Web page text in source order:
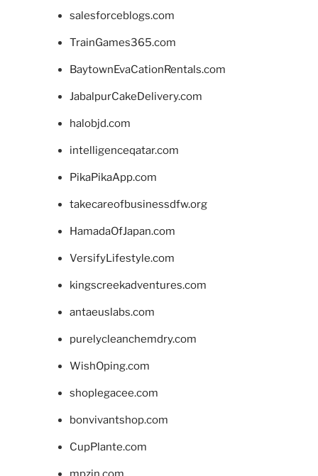
salesforceblogs.com
TrainGames365.com
BaytownEvaCationRentals.com
JabalpurCakeDelivery.com
halobjd.com
intelligenceqatar.com
PikaPikaApp.com
takecareofbusinessdfw.org
HamadaOfJapan.com
VersifyLifestyle.com
kingscreekadventures.com
antaeuslabs.com
purelycleanchemdry.com
WishOping.com
shoplegacee.com
bonvivantshop.com
CupPlante.com